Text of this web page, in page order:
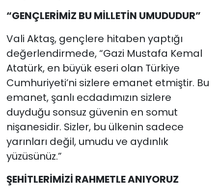
“GENÇLERİMİZ BU MİLLETİN UMUDUDUR”
Vali Aktaş, gençlere hitaben yaptığı
değerlendirmede, “Gazi Mustafa Kemal
Atatürk, en büyük eseri olan Türkiye
Cumhuriyeti’ni sizlere emanet etmiştir. Bu
emanet, şanlı ecdadımızın sizlere
duyduğu sonsuz güvenin en somut
nişanesidir. Sizler, bu ülkenin sadece
yarınları değil, umudu ve aydınlık
yüzüsünüz.”
ŞEHİTLERİMİZİ RAHMETLE ANIYORUZ